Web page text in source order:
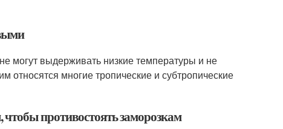
могут выдерживать низкие температуры и не
многие тропические и субтропические
противостоять заморозкам